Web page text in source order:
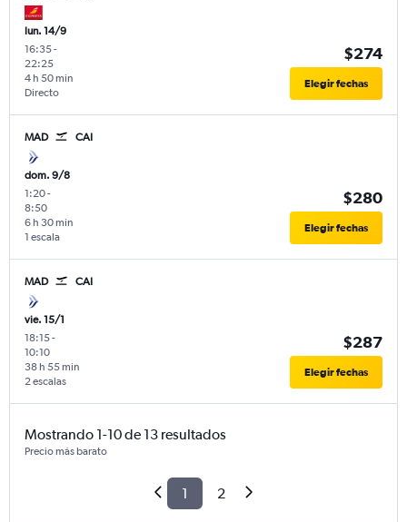
lun. 14/9
16:35-
22:25
Directo
4 h 50 min
$274
Elegir fechas
MAD CAI
dom. 9/8
1:20-
8:50
1 escala
6 h 30 min
$280
Elegir fechas
MAD CAI
vie. 15/1
18:15-
10:10
2 escalas
38 h 55 min
$287
Elegir fechas
Mostrando 1-10 de 13 resultados
Precio más barato
1 2